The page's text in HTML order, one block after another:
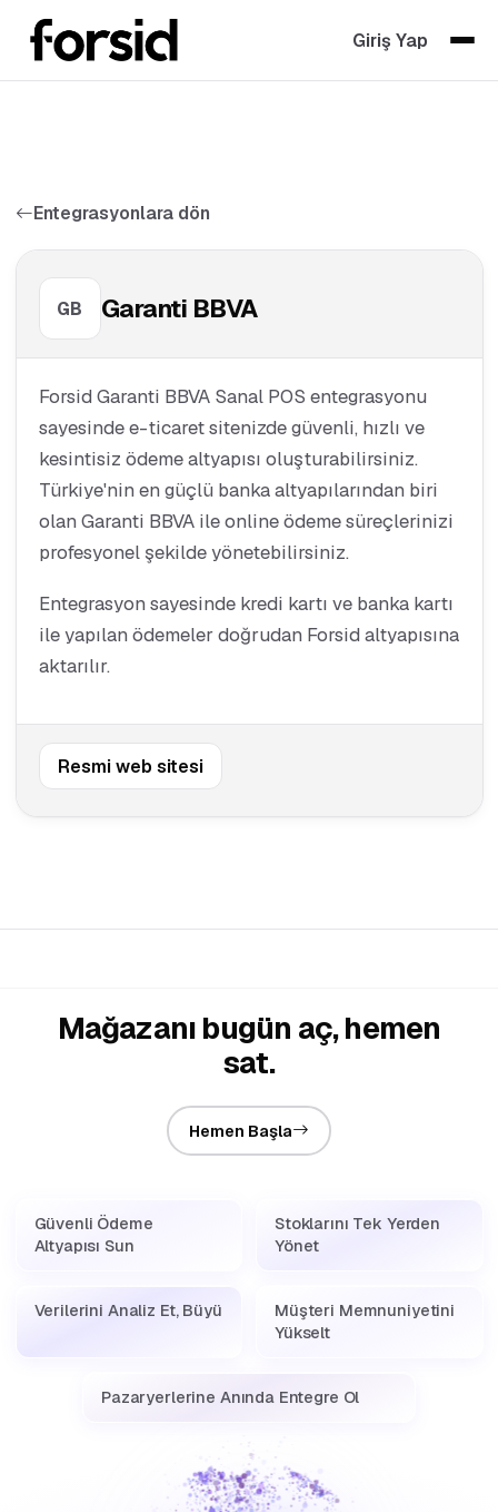
Giriş Yap
Entegrasyonlara dön
GB Garanti BBVA
Forsid Garanti BBVA Sanal POS entegrasyonu
sayesinde e-ticaret sitenizde güvenli, hızlı ve
kesintisiz ödeme altyapısı oluşturabilirsiniz.
Türkiye'nin en güçlü banka altyapılarından biri
olan Garanti BBVA ile online ödeme süreçlerinizi
profesyonel şekilde yönetebilirsiniz.
Entegrasyon sayesinde kredi kartı ve banka kartı
ile yapılan ödemeler doğrudan Forsid altyapısına
aktarılır.
Resmi web sitesi
Mağazanı bugün aç, hemen
sat.
Hemen Başla
Güvenli Ödeme
Altyapısı Sun
Stoklarını Tek Yerden
Yönet
Verilerini Analiz Et, Büyü
Müşteri Memnuniyetini
Yükselt
Pazaryerlerine Anında Entegre Ol